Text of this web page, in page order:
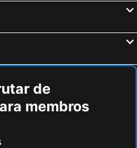
HOTEL Essen-Nord
Hotel Bochum By Ihg
Hotel Bochum-Herne
Parkhotel Bochum
de
membros